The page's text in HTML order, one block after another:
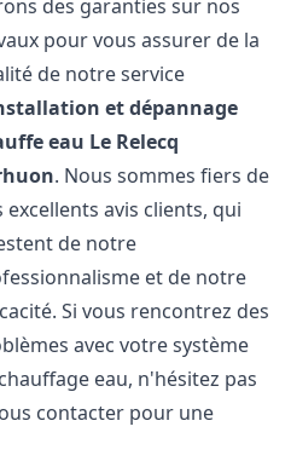
des garanties sur nos
pour vous assurer de la
de notre service
et dépannage
eau Le Relecq
. Nous sommes fiers de
excellents avis clients, qui
de notre
et de notre
Si vous rencontrez des
avec votre système
eau, n'hésitez pas
contacter pour une